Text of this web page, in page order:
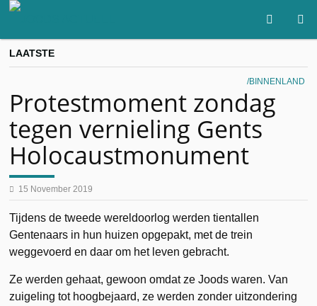
LAATSTE
BINNENLAND
Protestmoment zondag
tegen vernieling Gents
Holocaustmonument
15 November 2019
Tijdens de tweede wereldoorlog werden tientallen
Gentenaars in hun huizen opgepakt, met de trein
weggevoerd en daar om het leven gebracht.
Ze werden gehaat, gewoon omdat ze Joods waren. Van
zuigeling tot hoogbejaard, ze werden zonder uitzondering